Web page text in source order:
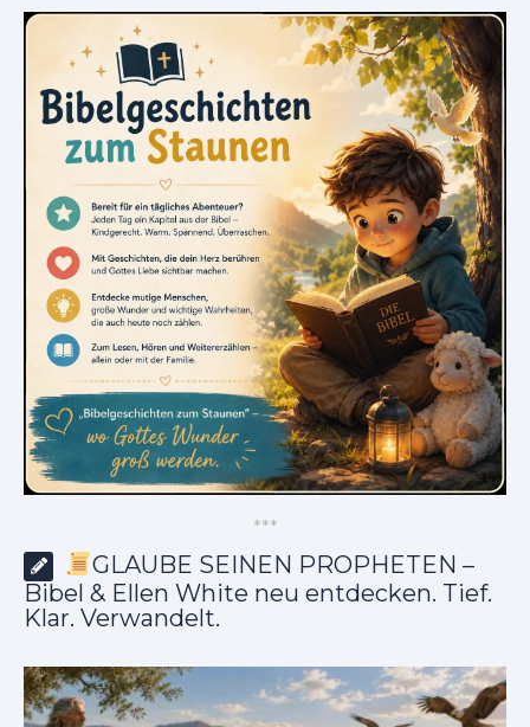
***
GLAUBE SEINEN PROPHETEN –
Bibel & Ellen White neu entdecken. Tief.
Klar. Verwandelt.